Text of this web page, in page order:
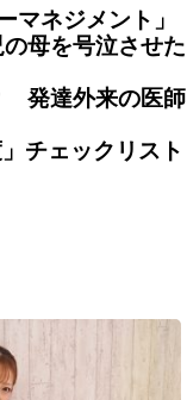
マネジメント」
母を号泣させた
発達外来の医師
チェックリスト